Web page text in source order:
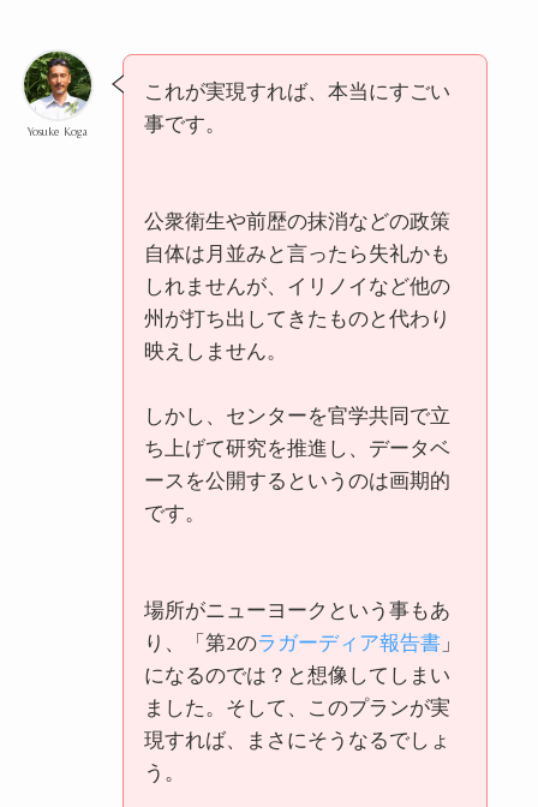
Yosuke Koga
これが実現すれば、本当にすごい
事です。
公衆衛生や前歴の抹消などの政策
自体は月並みと言ったら失礼かも
しれませんが、イリノイなど他の
州が打ち出してきたものと代わり
映えしません。
しかし、センターを官学共同で立
ち上げて研究を推進し、データベ
ースを公開するというのは画期的
です。
場所がニューヨークという事もあ
り、「第2のラガーディア報告書」
になるのでは？と想像してしまい
ました。そして、このプランが実
現すれば、まさにそうなるでしょ
う。